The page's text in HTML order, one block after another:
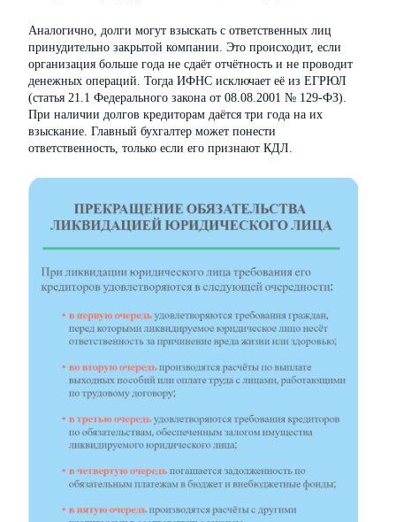
Аналогично, долги могут взыскать с ответственных лиц
принудительно закрытой компании. Это происходит, если
организация больше года не сдаёт отчётность и не проводит
денежных операций. Тогда ИФНС исключает её из ЕГРЮЛ
(статья 21.1 Федерального закона от 08.08.2001 № 129-ФЗ).
При наличии долгов кредиторам даётся три года на их
взыскание. Главный бухгалтер может понести
ответственность, только если его признают КДЛ.